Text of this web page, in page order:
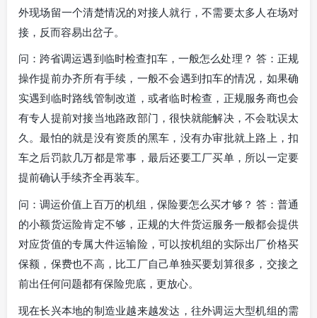
外现场留一个清楚情况的对接人就行，不需要太多人在场对
接，反而容易出岔子。
问：跨省调运遇到临时检查扣车，一般怎么处理？ 答：正规
操作提前办齐所有手续，一般不会遇到扣车的情况，如果确
实遇到临时路线管制改道，或者临时检查，正规服务商也会
有专人提前对接当地路政部门，很快就能解决，不会耽误太
久。最怕的就是没有资质的黑车，没有办审批就上路上，扣
车之后罚款几万都是常事，最后还要工厂买单，所以一定要
提前确认手续齐全再装车。
问：调运价值上百万的机组，保险要怎么买才够？ 答：普通
的小额货运险肯定不够，正规的大件货运服务一般都会提供
对应货值的专属大件运输险，可以按机组的实际出厂价格买
保额，保费也不高，比工厂自己单独买要划算很多，交接之
前出任何问题都有保险兜底，更放心。
现在长兴本地的制造业越来越发达，往外调运大型机组的需